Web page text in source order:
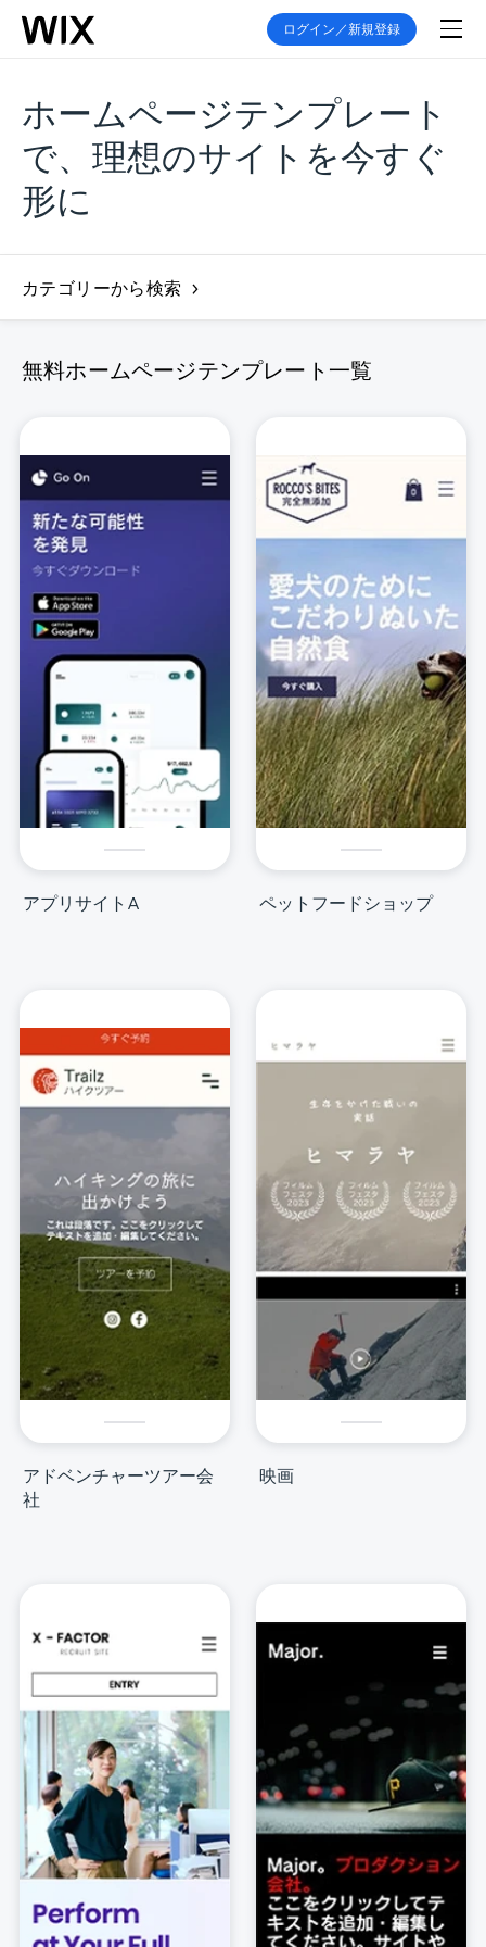
ログイン／新規登録
ホームページテンプレート
で、理想のサイトを今すぐ
形に
カテゴリーから検索
無料ホームページテンプレート一覧
アプリサイトA ペットフードショップ
アドベンチャーツアー会
社
映画